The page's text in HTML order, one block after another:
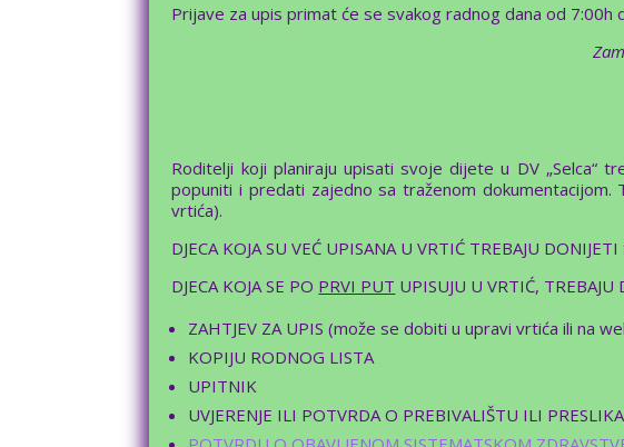
Prijave za upis primat će se svakog radnog dana od 7:00h
Roditelji koji planiraju upisati svoje dijete u DV „Selca“
popuniti i predati zajedno sa traženom
vrtića).
DJECA KOJA SU VEĆ UPISANA U VRTIĆ TREBAJU DONIJETI
DJECA KOJA SE PO PRVI PUT UPISUJU U VRTIĆ, TREBAJU
ZAHTJEV ZA UPIS (može se dobiti u upravi vrtića ili na
KOPIJU RODNOG LISTA
UPITNIK
UVJERENJE ILI POTVRDA O PREBIVALIŠTU ILI